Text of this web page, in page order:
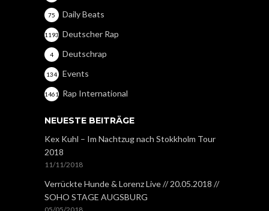
Daily Beats
75
Deutscher Rap
1193
Deutschrap
4
Events
134
Rap International
1461
NEUESTE BEITRÄGE
Kex Kuhl – Im Nachtzug nach Stokkholm Tour
2018
11/11/2018
Verrückte Hunde & Lorenz Live // 20.05.2018 //
SOHO STAGE AUGSBURG